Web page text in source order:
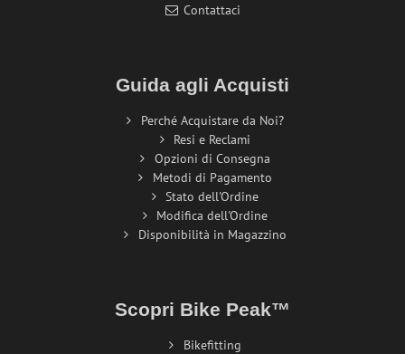
Contattaci
Guida agli Acquisti
Perché Acquistare da Noi?
Resi e Reclami
Opzioni di Consegna
Metodi di Pagamento
Stato dell'Ordine
Modifica dell'Ordine
Disponibilità in Magazzino
Scopri Bike Peak™
Bikefitting